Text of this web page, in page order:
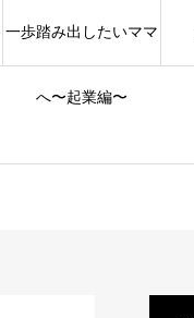
SEARCH
一歩踏み出したいママ
へ〜起業編〜